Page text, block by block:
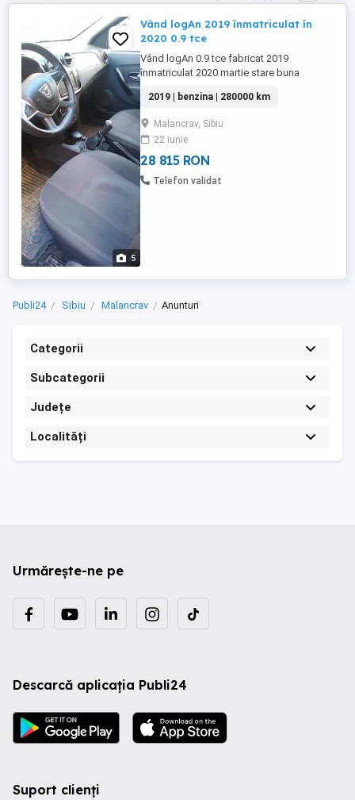
5
Vând logAn 2019 înmatriculat în
2020 0.9 tce
Vând logAn 0.9 tce fabricat 2019
înmatriculat 2020 martie stare buna
2019 | benzina | 280000 km
Malancrav, Sibiu
22 iunie
28 815 RON
Telefon validat
Publi24 Sibiu Malancrav Anunturi
Categorii
Subcategorii
Județe
Localități
Urmărește-ne pe
Descarcă aplicația Publi24
Suport clienți